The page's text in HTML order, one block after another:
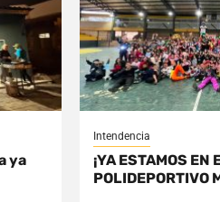
ya
Intendencia
¡YA ESTAMOS EN
POLIDEPORTIVO